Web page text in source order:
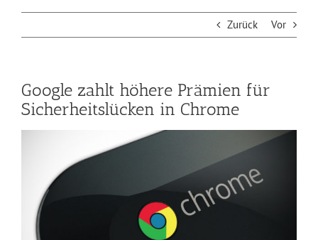
Zurück Vor
Google zahlt höhere Prämien für
Sicherheitslücken in Chrome